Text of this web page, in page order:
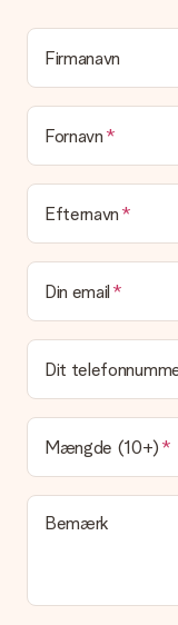
hvem du skal takke
Er min gave
I øjeblikket har vi
at pakke din gave.
emballage. Det
Leveringstid,
Kan jeg vælge en
Det er ikke muligt
Hvad er
gave?
Leveringstiden
at vores postfirma
Hvilke
I øjeblikket er det
leveringsindstilling.
en pakke eller som
hvilken måde din
Firmanavn
Fornavn
Efternavn
Din email
Dit
Mængde (10+)
Bemærk